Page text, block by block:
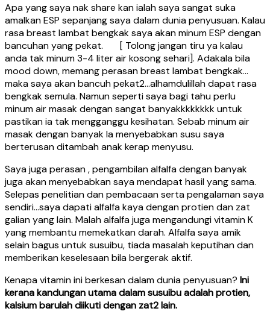
Apa yang saya nak share kan ialah saya sangat suka
amalkan ESP sepanjang saya dalam dunia penyusuan. Kalau
rasa breast lambat bengkak saya akan minum ESP dengan
bancuhan yang pekat. [ Tolong jangan tiru ya kalau
anda tak minum 3-4 liter air kosong sehari]. Adakala bila
mood down, memang perasan breast lambat bengkak…
maka saya akan bancuh pekat2…alhamdulillah dapat rasa
bengkak semula. Namun seperti saya bagi tahu perlu
minum air masak dengan sangat banyakkkkkkkk untuk
pastikan ia tak mengganggu kesihatan. Sebab minum air
masak dengan banyak la menyebabkan susu saya
berterusan ditambah anak kerap menyusu.
Saya juga perasan , pengambilan alfalfa dengan banyak
juga akan menyebabkan saya mendapat hasil yang sama.
Selepas penelitian dan pembacaan serta pengalaman saya
sendiri…saya dapati alfalfa kaya dengan protien dan zat
galian yang lain. Malah alfalfa juga mengandungi vitamin K
yang membantu memekatkan darah. Alfalfa saya amik
selain bagus untuk susuibu, tiada masalah keputihan dan
memberikan keselesaan bila bergerak aktif.
Kenapa vitamin ini berkesan dalam dunia penyusuan? Ini
kerana kandungan utama dalam susuibu adalah protien,
kalsium barulah diikuti dengan zat2 lain.